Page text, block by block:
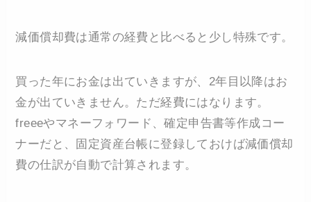
減価償却費は通常の経費と比べると少し特殊です。
買った年にお金は出ていきますが、2年目以降はお
金が出ていきません。ただ経費にはなります。
freeeやマネーフォワード、確定申告書等作成コー
ナーだと、固定資産台帳に登録しておけば減価償却
費の仕訳が自動で計算されます。